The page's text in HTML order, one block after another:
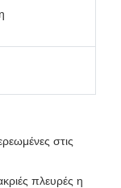
στις
πλευρές η